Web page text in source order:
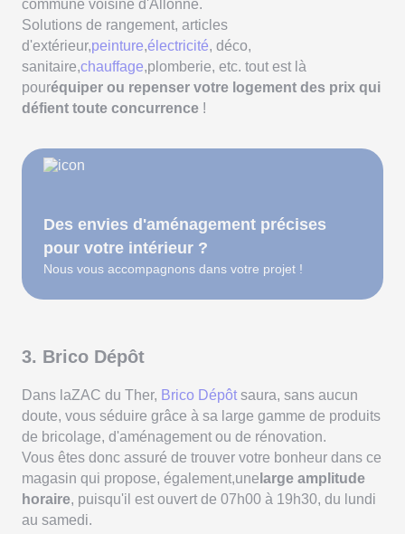
commune voisine d'Allonne.
Solutions de rangement, articles
d'extérieur,peinture,électricité, déco,
sanitaire,chauffage,plomberie, etc. tout est là
pouréquiper ou repenser votre logement des prix qui
défient toute concurrence !
Des envies d'aménagement précises
pour votre intérieur ?
Nous vous accompagnons dans votre projet !
3. Brico Dépôt
Dans laZAC du Ther, Brico Dépôt saura, sans aucun
doute, vous séduire grâce à sa large gamme de produits
de bricolage, d'aménagement ou de rénovation.
Vous êtes donc assuré de trouver votre bonheur dans ce
magasin qui propose, également,une large amplitude
horaire, puisqu'il est ouvert de 07h00 à 19h30, du lundi
au samedi.